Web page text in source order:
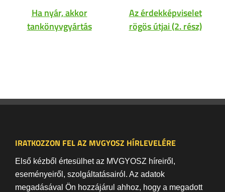
Ha nyár, akkor
tankönyvgyártás
Az érdekképviselet
rögös útjai (2. rész)
IRATKOZZON FEL AZ MVGYOSZ HÍRLEVELÉRE
Első kézből értesülhet az MVGYOSZ híreiről,
eseményeiről, szolgáltatásairól. Az adatok
megadásával Ön hozzájárul ahhoz, hogy a megadott